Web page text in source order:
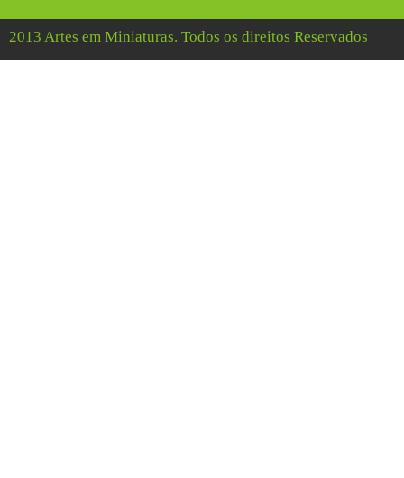
2013 Artes em Miniaturas. Todos os direitos Reservados